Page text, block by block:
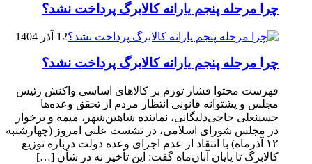
چرا مرحله پنجم یارانه کالابرگ پرداخت نشد؟
12 آذر 1404
چرا مرحله پنجم یارانه کالابرگ پرداخت نشد؟
فهرست محتوا فشار تورم بر کالاهای اساسی واکنش رئیس
مجلس و پشتوانه قانونی انتظار مردم از تحقق وعده‌ها
حسینعلی حاجی‌دلیگانی، نماینده شاهین‌شهر، میمه و برخوار
در مجلس شورای اسلامی، در نشست علنی امروز (چهارشنبه
۱۲ آذرماه) با انتقاد از عدم اجرای وعده دولت درباره توزیع
کالابرگ تا پایان آبان‌ماه گفت: این تأخیر نه در شأن […]